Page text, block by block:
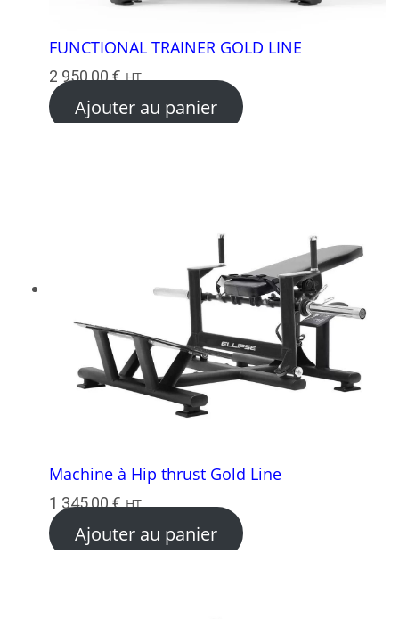
FUNCTIONAL TRAINER GOLD LINE
2 950,00€ HT
Ajouter au panier
Machine à Hip thrust Gold Line
1 345,00€ HT
Ajouter au panier